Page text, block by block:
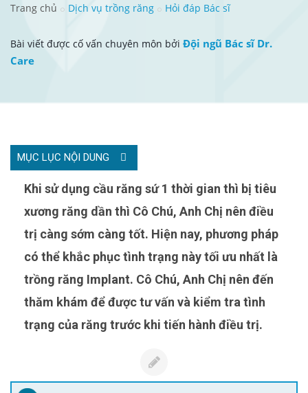
Trang chủ Dịch vụ trồng răng Hỏi đáp Bác sĩ
Bài viết được cố vấn chuyên môn bởi Đội ngũ Bác sĩ Dr.
Care
MỤC LỤC NỘI DUNG
Khi sử dụng cầu răng sứ 1 thời gian thì bị tiêu
xương răng dần thì Cô Chú, Anh Chị nên điều
trị càng sớm càng tốt. Hiện nay, phương pháp
có thể khắc phục tình trạng này tối ưu nhất là
trồng răng Implant. Cô Chú, Anh Chị nên đến
thăm khám để được tư vấn và kiểm tra tình
trạng của răng trước khi tiến hành điều trị.